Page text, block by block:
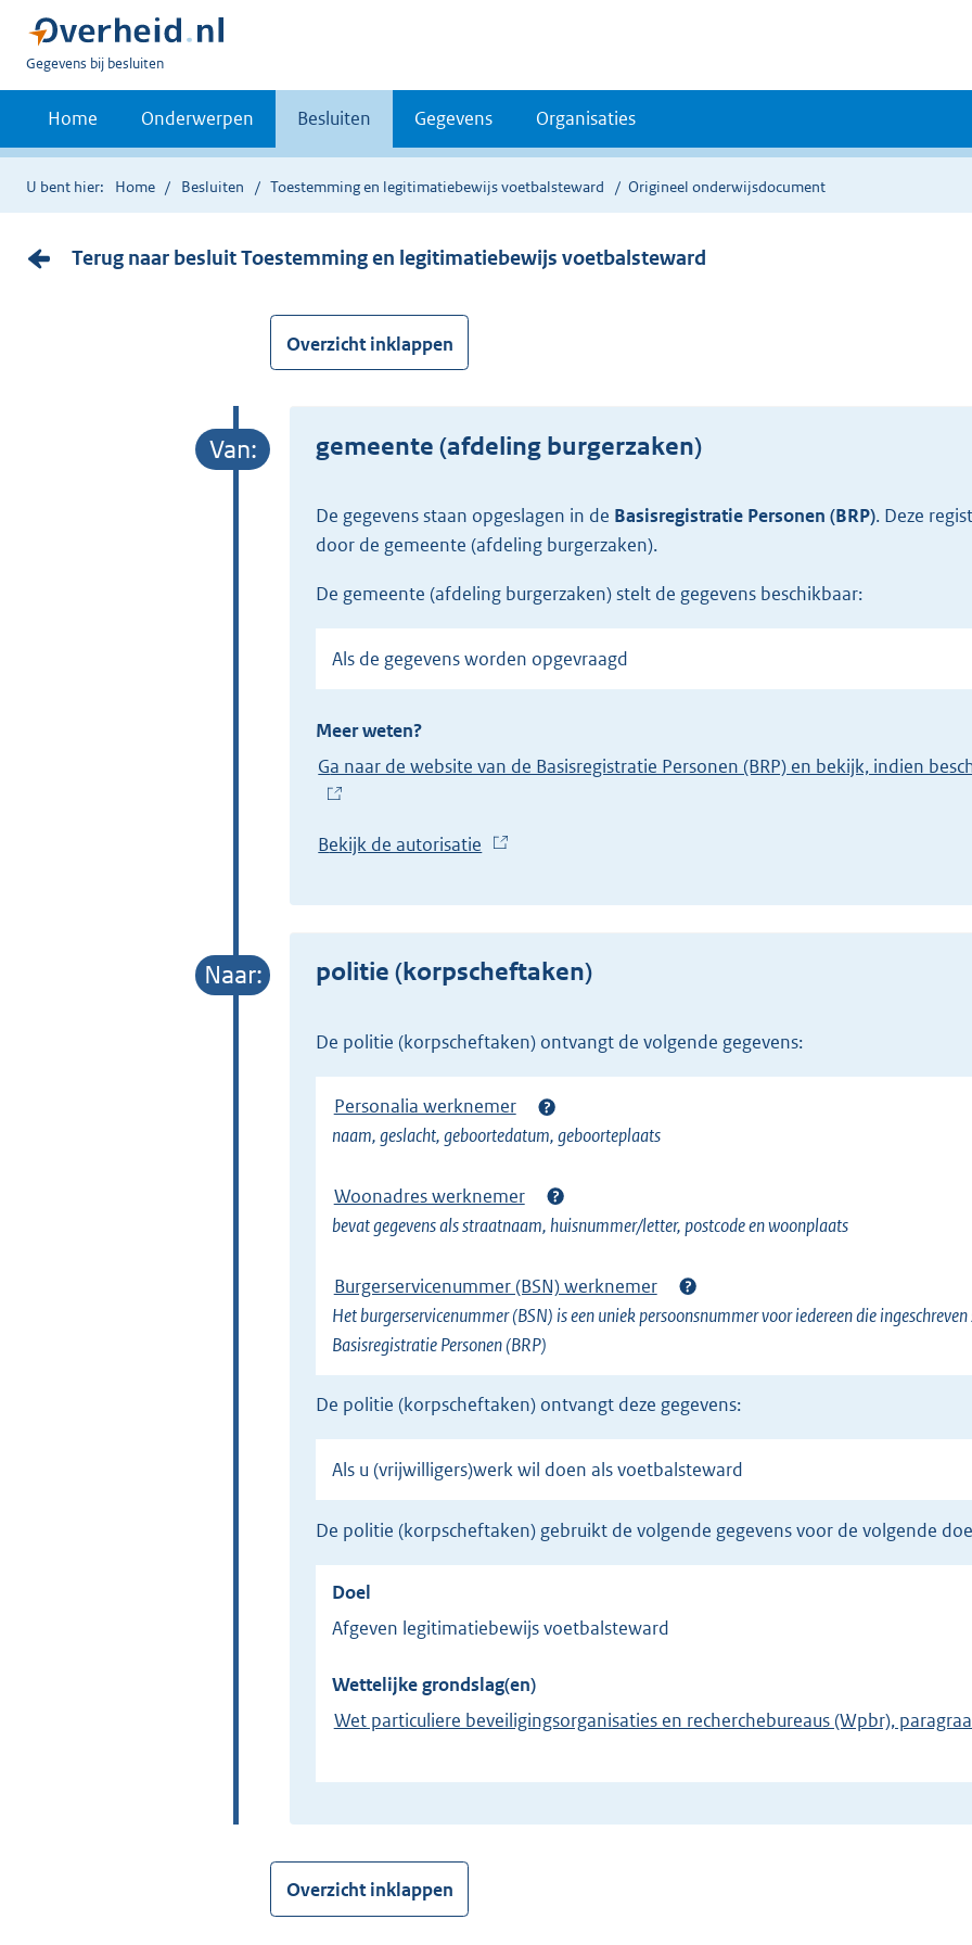
U
bent
Gegevens bij besluiten
Home Onderwerpen Besluiten Gegevens Organisaties
U bent hier: Home Besluiten Toestemming en legitimatiebewijs voetbalsteward Origineel onderwijsdocument
Terug naar besluit Toestemming en legitimatiebewijs voetbalsteward
Overzicht inklappen
gemeente (afdeling burgerzaken)
De gegevens staan opgeslagen in de Basisregistratie Personen (BRP). Deze
door de gemeente (afdeling burgerzaken).
de gemeente (afdeling burgerzaken) stelt de gegevens beschikbaar:
Als de gegevens worden opgevraagd
Meer weten?
Ga naar de website van de Basisregistratie Personen (BRP) en bekijk, indien
x
e
n
l
Bekijk de autorisatie
x
t
e
e
l
i
n
)
politie (korpscheftaken)
de politie (korpscheftaken) ontvangt de volgende gegevens:
Personalia werknemer
naam, geslacht, geboortedatum, geboorteplaats
Woonadres werknemer
bevat gegevens als straatnaam, huisnummer/letter, postcode en woonplaats
Burgerservicenummer (BSN) werknemer
Het burgerservicenummer (BSN) is een uniek persoonsnummer voor iedereen die
Basisregistratie Personen (BRP)
de politie (korpscheftaken) ontvangt deze gegevens:
Als u (vrijwilligers)werk wil doen als voetbalsteward
de politie (korpscheftaken) gebruikt de volgende gegevens voor de volgende
Doel
Afgeven legitimatiebewijs voetbalsteward
Wettelijke grondslag(en)
Wet particuliere beveiligingsorganisaties en recherchebureaus (Wpbr),
Overzicht inklappen